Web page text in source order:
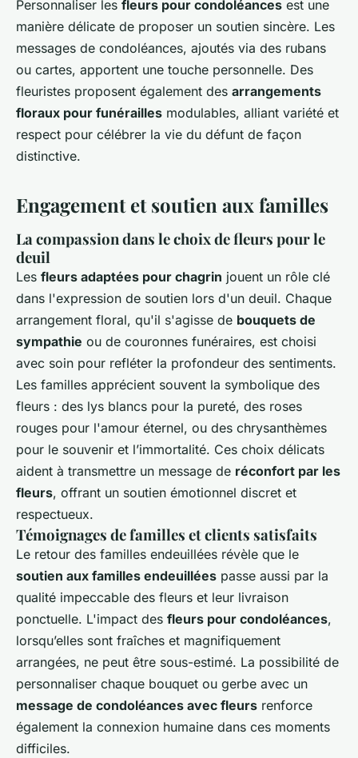
Personnaliser les fleurs pour condoléances est une
manière délicate de proposer un soutien sincère. Les
messages de condoléances, ajoutés via des rubans
ou cartes, apportent une touche personnelle. Des
fleuristes proposent également des arrangements
floraux pour funérailles modulables, alliant variété et
respect pour célébrer la vie du défunt de façon
distinctive.
Engagement et soutien aux familles
La compassion dans le choix de fleurs pour le
deuil
Les fleurs adaptées pour chagrin jouent un rôle clé
dans l'expression de soutien lors d'un deuil. Chaque
arrangement floral, qu'il s'agisse de bouquets de
sympathie ou de couronnes funéraires, est choisi
avec soin pour refléter la profondeur des sentiments.
Les familles apprécient souvent la symbolique des
fleurs : des lys blancs pour la pureté, des roses
rouges pour l'amour éternel, ou des chrysanthèmes
pour le souvenir et l’immortalité. Ces choix délicats
aident à transmettre un message de réconfort par les
fleurs, offrant un soutien émotionnel discret et
respectueux.
Témoignages de familles et clients satisfaits
Le retour des familles endeuillées révèle que le
soutien aux familles endeuillées passe aussi par la
qualité impeccable des fleurs et leur livraison
ponctuelle. L'impact des fleurs pour condoléances,
lorsqu’elles sont fraîches et magnifiquement
arrangées, ne peut être sous-estimé. La possibilité de
personnaliser chaque bouquet ou gerbe avec un
message de condoléances avec fleurs renforce
également la connexion humaine dans ces moments
difficiles.